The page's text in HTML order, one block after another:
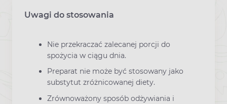
Uwagi do stosowania
Nie przekraczać zalecanej porcji do
spożycia w ciągu dnia.
Preparat nie może być stosowany jako
substytut zróżnicowanej diety.
Zrównoważony sposób odżywiania i